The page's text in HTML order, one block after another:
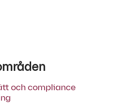
och compliance